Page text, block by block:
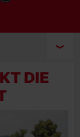
DIE